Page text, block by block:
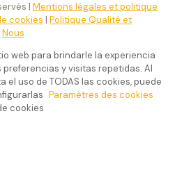
| Mentions légales et politique
cookies | Politique Qualité et
Nous
web para brindarle la experiencia
y visitas repetidas. Al
el uso de TODAS las cookies, puede
Paramètres des cookies
cookies